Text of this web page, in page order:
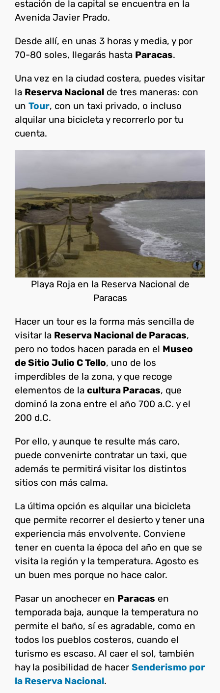
estación de la capital se encuentra en la
Avenida Javier Prado.
Desde allí, en unas 3 horas y media, y por
70-80 soles, llegarás hasta Paracas.
Una vez en la ciudad costera, puedes visitar
la Reserva Nacional de tres maneras: con
un Tour, con un taxi privado, o incluso
alquilar una bicicleta y recorrerlo por tu
cuenta.
Playa Roja en la Reserva Nacional de
Paracas
Hacer un tour es la forma más sencilla de
visitar la Reserva Nacional de Paracas,
pero no todos hacen parada en el Museo
de Sitio Julio C Tello, uno de los
imperdibles de la zona, y que recoge
elementos de la cultura Paracas, que
dominó la zona entre el año 700 a.C. y el
200 d.C.
Por ello, y aunque te resulte más caro,
puede convenirte contratar un taxi, que
además te permitirá visitar los distintos
sitios con más calma.
La última opción es alquilar una bicicleta
que permite recorrer el desierto y tener una
experiencia más envolvente. Conviene
tener en cuenta la época del año en que se
visita la región y la temperatura. Agosto es
un buen mes porque no hace calor.
Pasar un anochecer en Paracas en
temporada baja, aunque la temperatura no
permite el baño, sí es agradable, como en
todos los pueblos costeros, cuando el
turismo es escaso. Al caer el sol, también
hay la posibilidad de hacer Senderismo por
la Reserva Nacional.